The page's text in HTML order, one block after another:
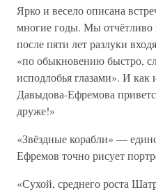
Ярко и весело описана
многие годы. Мы
после пяти лет разлуки
«по обыкновению быстро,
исподлобья глазами». И как
Давыдова-Ефремова
друже!»
«Звёздные корабли» —
Ефремов точно рисует
«Сухой, среднего роста